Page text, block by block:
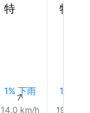
1% 下雨
↑
14.0 km/h
1% 下雨
19.0 km/h